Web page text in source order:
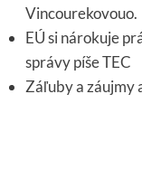
Vincourekovouo.
EÚ si nárokuje
správy píše TEC
Záľuby a záujmy